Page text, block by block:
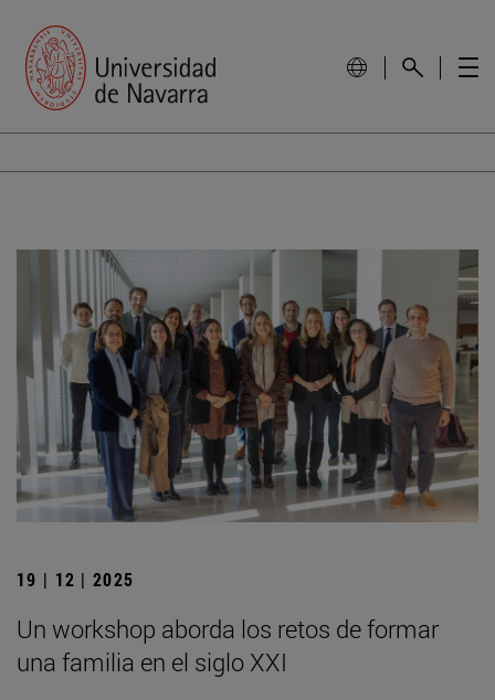
19 | 12 | 2025
Un workshop aborda los retos de formar
una familia en el siglo XXI